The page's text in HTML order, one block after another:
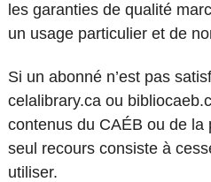
les garanties de qualité
un usage particulier et de
Si un abonné n’est pas
celalibrary.ca ou
contenus du CAÉB ou de la
seul recours consiste à
utiliser.